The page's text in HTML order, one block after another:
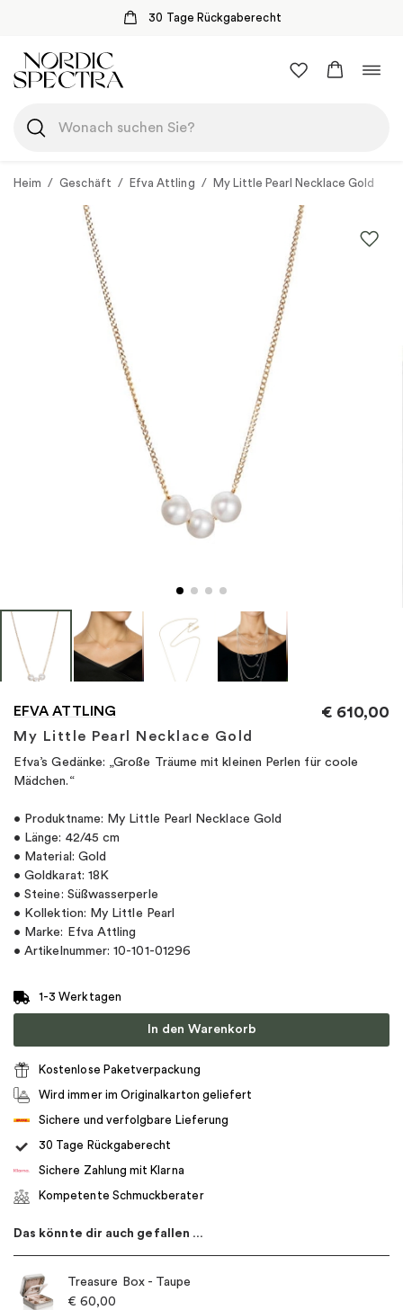
30 Tage Rückgaberecht
Inhalt
springen
Heim / Geschäft / Efva Attling / My Little Pearl Necklace Gold
EFVA ATTLING
My Little Pearl Necklace Gold
€ 610,00
Efva’s Gedänke: „Große Träume mit kleinen Perlen für coole
Mädchen.“
• Produktname: My Little Pearl Necklace Gold
• Länge: 42/45 cm
• Material: Gold
• Goldkarat: 18K
• Steine: Süßwasserperle
• Kollektion: My Little Pearl
• Marke: Efva Attling
• Artikelnummer: 10-101-01296
1-3 Werktagen
In den Warenkorb
Kostenlose Paketverpackung
Wird immer im Originalkarton geliefert
Sichere und verfolgbare Lieferung
30 Tage Rückgaberecht
Sichere Zahlung mit Klarna
Kompetente Schmuckberater
Das könnte dir auch gefallen …
Treasure Box - Taupe
€ 60,00